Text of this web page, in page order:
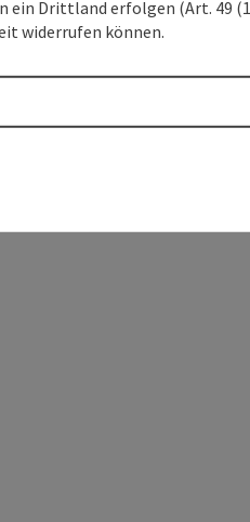
Drittland erfolgen (Art. 49
widerrufen können.